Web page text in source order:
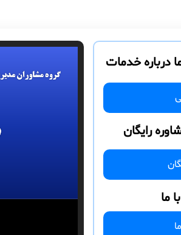
درباره خدمات
رایگان
ما